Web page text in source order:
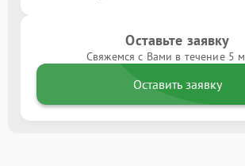
Оставьте заявку
Свяжемся с Вами в течение 5
Оставить заявку